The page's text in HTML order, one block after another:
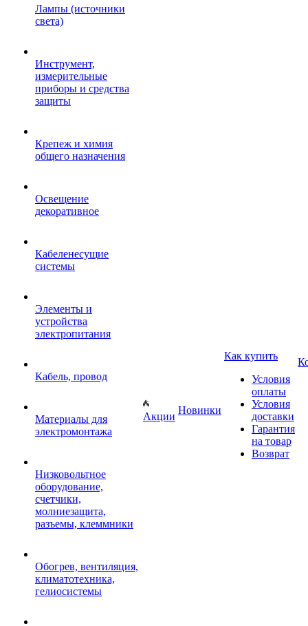
Лампы (источники
света)
Инструмент,
измерительные
приборы и средства
защиты
Крепеж и химия
общего назначения
Освещение
декоративное
Кабеленесущие
системы
Элементы и
устройства
электропитания
Кабель, провод
Материалы для
электромонтажа
Низковольтное
оборудование,
счетчики,
молниезащита,
разъемы, клеммники
Обогрев, вентиляция,
климатотехника,
гелиосистемы
Акции
Новинки
Как купить
Условия
оплаты
Условия
доставки
Гарантия
на товар
Возврат